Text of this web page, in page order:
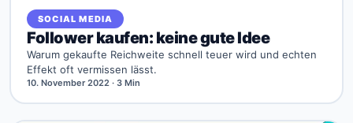
SOCIAL MEDIA
Follower kaufen: keine gute Idee
Warum gekaufte Reichweite schnell teuer wird und echten
Effekt oft vermissen lässt.
10. November 2022 · 3 Min